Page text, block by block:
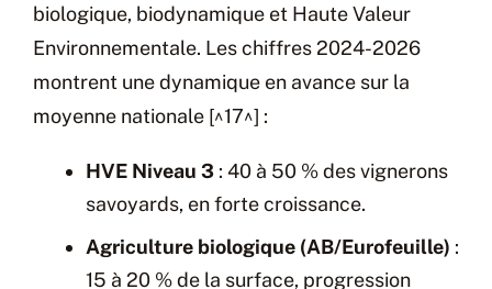
biologique, biodynamique et Haute Valeur
Environnementale. Les chiffres 2024-2026
montrent une dynamique en avance sur la
moyenne nationale [^17^] :
HVE Niveau 3 : 40 à 50 % des vignerons
savoyards, en forte croissance.
Agriculture biologique (AB/Eurofeuille) :
15 à 20 % de la surface, progression